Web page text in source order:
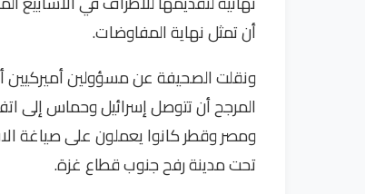
أن تمثل نهاية المفاوضات.
ونقلت الصحيفة عن مسؤولين
المرجح أن تتوصل إسرائيل وحماس إلى
ومصر وقطر كانوا يعملون على صياغة
تحت مدينة رفح جنوب قطاع غزة.